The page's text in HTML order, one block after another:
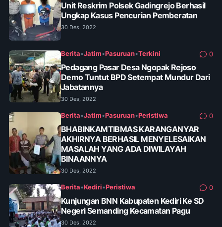
Unit Reskrim Polsek Gadingrejo Berhasil
Ungkap Kasus Pencurian Pemberatan
30 Des, 2022
Berita•Jatim•Pasuruan•Terkini 0
Pedagang Pasar Desa Ngopak Rejoso
Demo Tuntut BPD Setempat Mundur Dari
Jabatannya
30 Des, 2022
Berita•Jatim•Pasuruan•Peristiwa 0
BHABINKAMTIBMAS KARANGANYAR
AKHIRNYA BERHASIL MENYELESAIKAN
MASALAH YANG ADA DIWILAYAH
BINAANNYA
30 Des, 2022
Berita•Kediri•Peristiwa 0
Kunjungan BNN Kabupaten Kediri Ke SD
Negeri Semanding Kecamatan Pagu
30 Des, 2022